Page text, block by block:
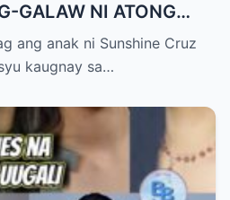
GALAW NI ATONG
ang anak ni Sunshine Cruz
kaugnay sa…